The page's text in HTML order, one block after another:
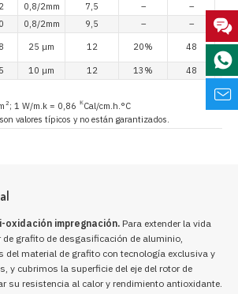
0,8/2mm 7,5 – –
0,8/2mm 9,5 – –
25 μm 12 20% 48
10 μm 12 13% 48
2 ; 1 W/m.k = 0,86 KCal/cm.h.°C
valores típicos y no están garantizados.
impregnación. Para extender la vida
de grafito de desgasificación de aluminio,
del material de grafito con tecnología exclusiva y
y cubrimos la superficie del eje del rotor de
su resistencia al calor y rendimiento antioxidante.